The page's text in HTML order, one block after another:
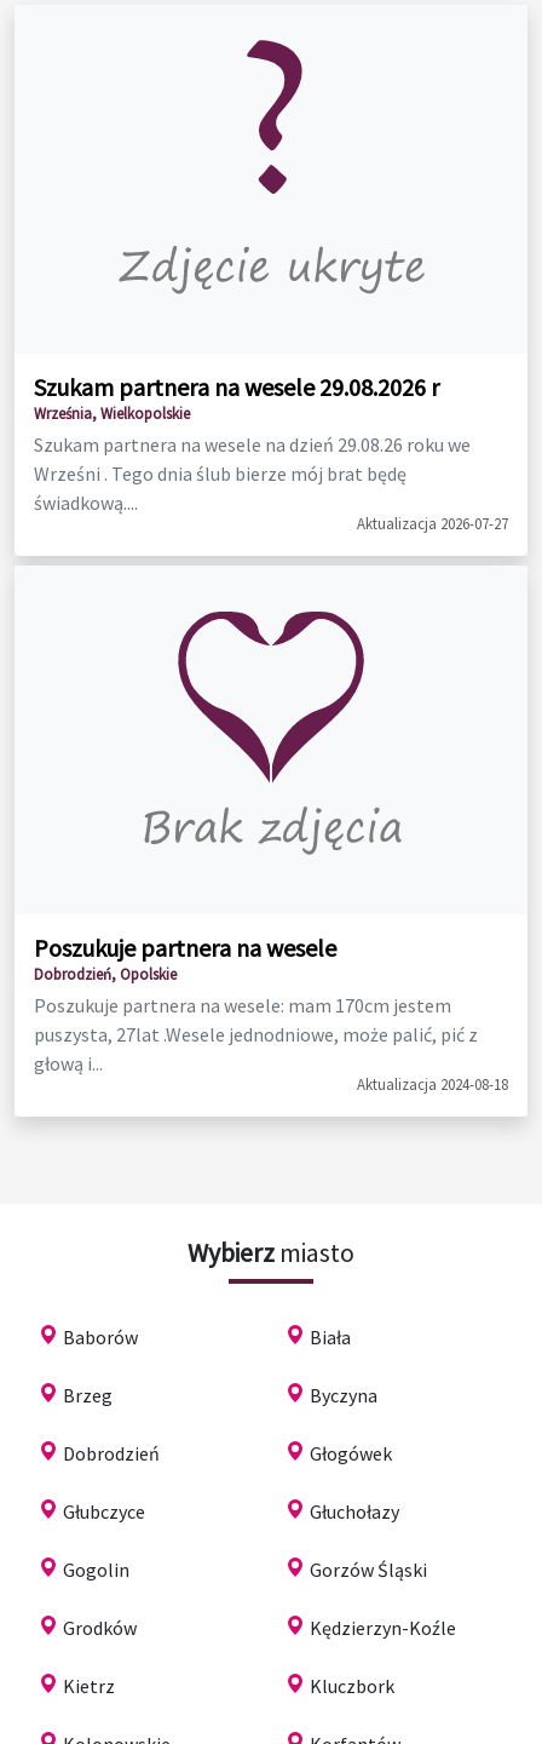
Szukam partnera na wesele 29.08.2026 r
Września, Wielkopolskie
Szukam partnera na wesele na dzień 29.08.26 roku we
Wrześni . Tego dnia ślub bierze mój brat będę
świadkową....
Aktualizacja 2026-07-27
Poszukuje partnera na wesele
Dobrodzień, Opolskie
Poszukuje partnera na wesele: mam 170cm jestem
puszysta, 27lat .Wesele jednodniowe, może palić, pić z
głową i...
Aktualizacja 2024-08-18
Wybierz miasto
Baborów Biała
Brzeg Byczyna
Dobrodzień Głogówek
Głubczyce Głuchołazy
Gogolin Gorzów Śląski
Grodków Kędzierzyn-Koźle
Kietrz Kluczbork